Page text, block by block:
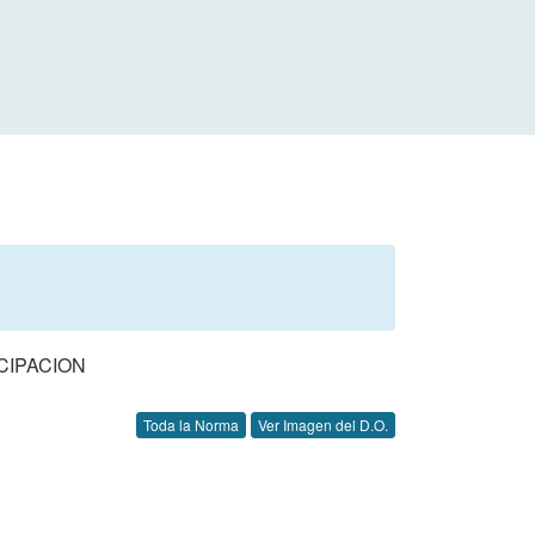
Toda la Norma Ver Imagen del D.O.